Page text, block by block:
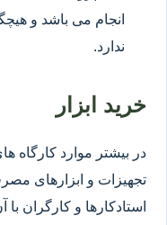
انجام می باشد و
ندارد.
خرید ابزار
در بیشتر موارد کارگاه
تجهیزات و ابزارهای
استادکارها و کارگران با